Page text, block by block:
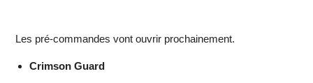
Les pré-commandes vont ouvrir prochainement.
Crimson Guard